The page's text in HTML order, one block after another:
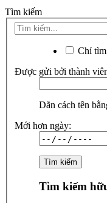
Tìm kiếm
Chỉ
Được gửi bởi thành
Dãn cách tên
Mới hơn ngày:
Tìm kiếm